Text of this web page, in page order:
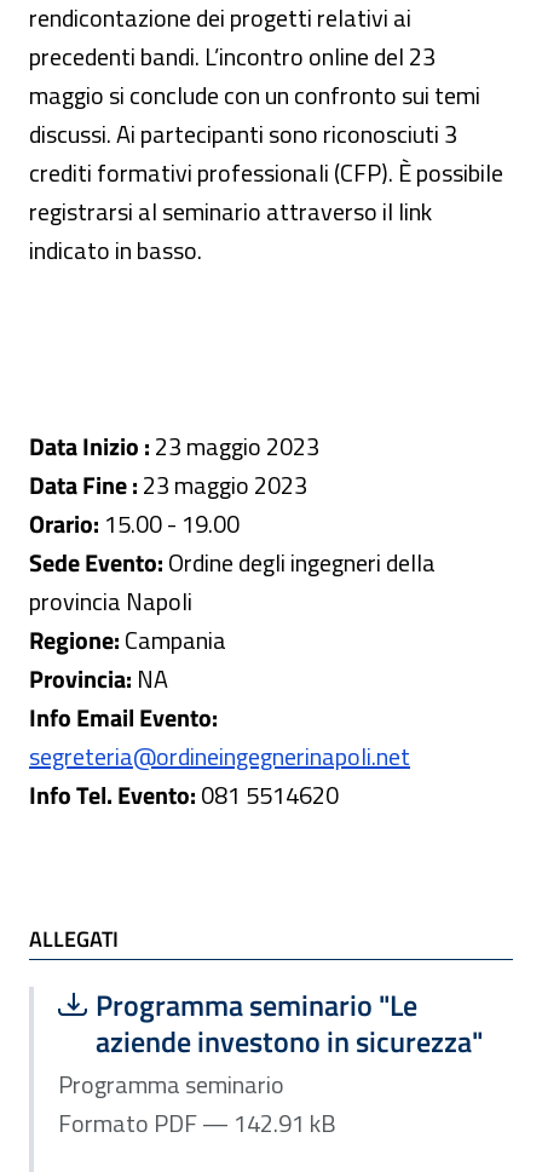
rendicontazione dei progetti relativi ai
precedenti bandi. L’incontro online del 23
maggio si conclude con un confronto sui temi
discussi. Ai partecipanti sono riconosciuti 3
crediti formativi professionali (CFP). È possibile
registrarsi al seminario attraverso il link
indicato in basso.
Data Inizio :23 maggio 2023
Data Fine :23 maggio 2023
Orario: 15.00 - 19.00
Sede Evento:Ordine degli ingegneri della
provincia Napoli
Regione:Campania
Provincia: NA
Info Email Evento:
segreteria@ordineingegnerinapoli.net
Info Tel. Evento:081 5514620
ALLEGATI e TI POTREBBE INTERESSARE
ALLEGATI
Scarica file:
Programma seminario "Le
aziende investono in sicurezza"
Formato PDF — Dimensione 142.91 kB
Programma seminario
Formato PDF — 142.91 kB